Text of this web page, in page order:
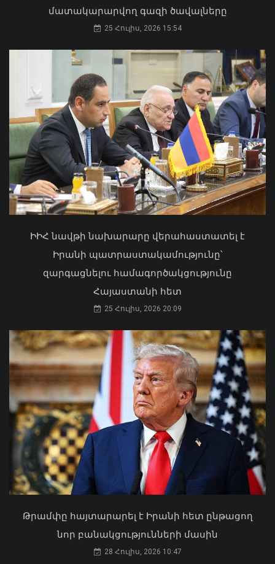
Վայոց ձորի քրեական ոստիկանները
դանակահարության դեպք են
բացահայտել․ կատարվում է
նախաքննություն
07 Օգոստոս, 2026 21:30
Արթուր Խուդինյանը նշանակվել է ՓԾ
տնօրենի տեղակալ․ Արամ
Ղազարյանն անձնակազմին է
ներկայացրել նորանշանակ
տեղակալին
07 Օգոստոս, 2026 21:05
Մկրտության արարողությունից հետո
Արտաշատում 14 մարդ թունավորման
ախտանիշներով դիմել է ԲԿ. ՀՎԿԱԿ
02 Օգոստոս, 2026 15:06
Դուք 5 տարի ինձնից փախած եք ման
եկել. Կոնջորյանը՝ «Հայաստան»
դաշինքի պատգամավորներին
04 Օգոստոս, 2026 15:53
մատակարարվող գազի ծավալները
25 Հուլիս, 2026 15:54
ԻԻՀ նավթի նախարարը վերահաստատել է
Իրանի պատրաստակամությունը՝
զարգացնելու համագործակցությունը
Հայաստանի հետ
25 Հուլիս, 2026 20:09
Թրամփը հայտարարել է Իրանի հետ ընթացող
նոր բանակցությունների մասին
28 Հուլիս, 2026 10:47